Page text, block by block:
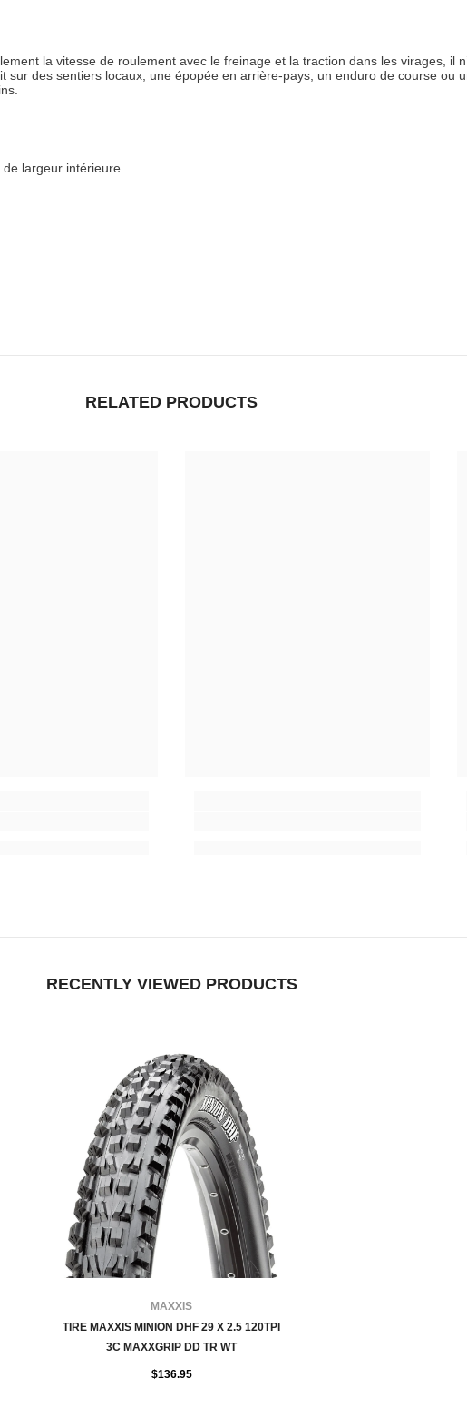
la vitesse de roulement avec le freinage et la traction dans les virages, il
sur des sentiers locaux, une épopée en arrière-pays, un enduro de course ou
de largeur intérieure
RELATED PRODUCTS
RECENTLY VIEWED PRODUCTS
MAXXIS
TIRE MAXXIS MINION DHF 29 X 2.5 120TPI
3C MAXXGRIP DD TR WT
$136.95